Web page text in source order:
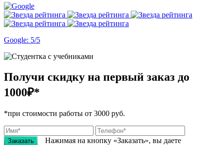
Google: 5/5
Получи скидку на первый заказ до
1000₽*
*при стоимости работы от 3000 руб.
Заказать
Нажимая на кнопку «Заказать», вы даете